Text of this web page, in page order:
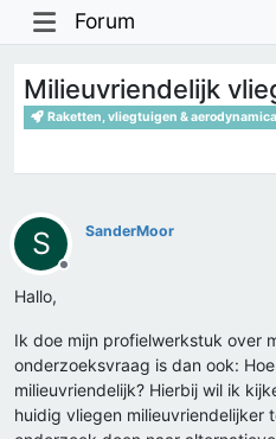
Forum
Milieuvriendelijk
Raketten, vliegtuigen & aerodynamica
S
Offline
SanderMoor
Hallo,
Ik doe mijn profielwerkstuk over
onderzoeksvraag is dan ook:
milieuvriendelijk? Hierbij wil ik
huidig vliegen milieuvriendelijker